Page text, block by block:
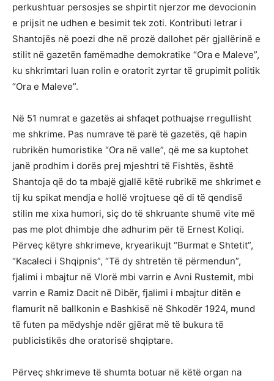
perkushtuar persosjes se shpirtit njerzor me devocionin
e prijsit ne udhen e besimit tek zoti. Kontributi letrar i
Shantojës në poezi dhe në prozë dallohet për gjallërinë e
stilit në gazetën famëmadhe demokratike “Ora e Maleve”,
ku shkrimtari luan rolin e oratorit zyrtar të grupimit politik
“Ora e Maleve”.
Në 51 numrat e gazetës ai shfaqet pothuajse rregullisht
me shkrime. Pas numrave të parë të gazetës, që hapin
rubrikën humoristike “Ora në valle”, që me sa kuptohet
janë prodhim i dorës prej mjeshtri të Fishtës, është
Shantoja që do ta mbajë gjallë këtë rubrikë me shkrimet e
tij ku spikat mendja e hollë vrojtuese që di të qendisë
stilin me xixa humori, siç do të shkruante shumë vite më
pas me plot dhimbje dhe adhurim për të Ernest Koliqi.
Përveç këtyre shkrimeve, kryearikujt “Burmat e Shtetit”,
“Kacaleci i Shqipnis”, “Të dy shtretën të përmendun”,
fjalimi i mbajtur në Vlorë mbi varrin e Avni Rustemit, mbi
varrin e Ramiz Dacit në Dibër, fjalimi i mbajtur ditën e
flamurit në ballkonin e Bashkisë në Shkodër 1924, mund
të futen pa mëdyshje ndër gjërat më të bukura të
publicistikës dhe oratorisë shqiptare.
Përveç shkrimeve të shumta botuar në këtë organ na